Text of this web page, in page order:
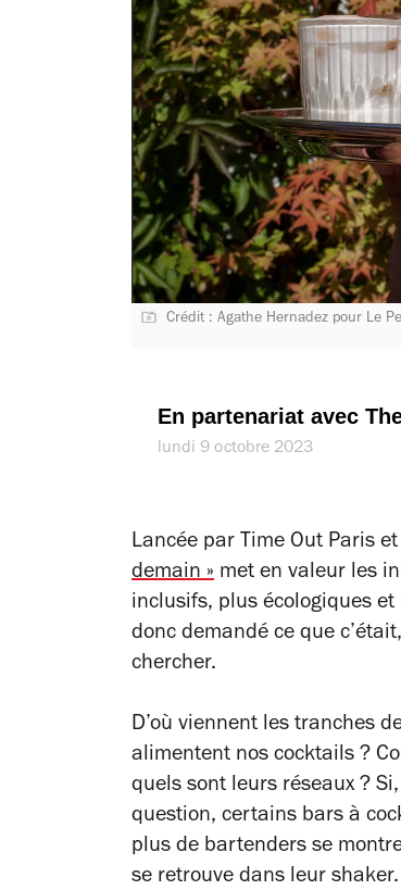
Crédit : Agathe Hernadez pour Le
En partenariat avec
lundi 9 octobre 2023
Lancée par Time Out Paris
demain » met en valeur les
inclusifs, plus écologiques et
donc demandé ce que
chercher.
D’où viennent les tranches
alimentent nos cocktails ?
quels sont leurs réseaux ?
question, certains bars à
plus de bartenders se
se retrouve dans leur